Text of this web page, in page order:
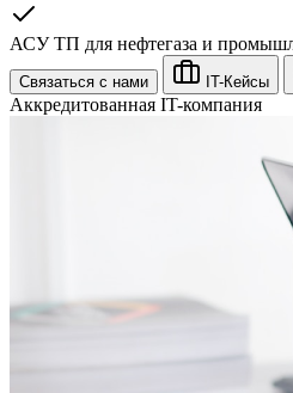
АСУ ТП для нефтегаза и
Связаться с нами IT-Кейсы
Аккредитованная IT-компания